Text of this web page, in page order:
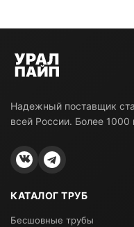
Надежный поставщик
всей России. Более 1000
КАТАЛОГ ТРУБ
Бесшовные трубы